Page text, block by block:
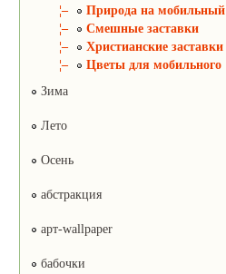
¦–
Природа на мобильный
¦–
Смешные заставки
¦–
Христианские заставки
¦–
Цветы для мобильного
Зима
Лето
Осень
абстракция
арт-wallpaper
бабочки